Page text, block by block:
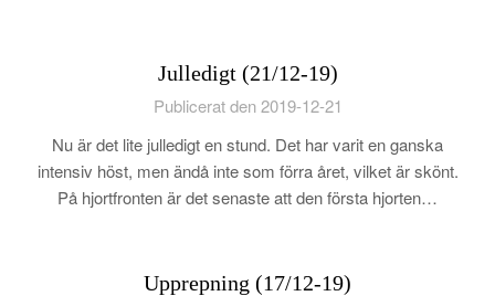
Julledigt (21/12-19)
Publicerat den 2019-12-21
Nu är det lite julledigt en stund. Det har varit en ganska
intensiv höst, men ändå inte som förra året, vilket är skönt.
På hjortfronten är det senaste att den första hjorten…
Upprepning (17/12-19)